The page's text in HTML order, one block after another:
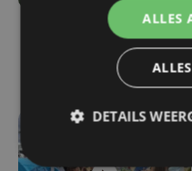
ALLES
DETAILS